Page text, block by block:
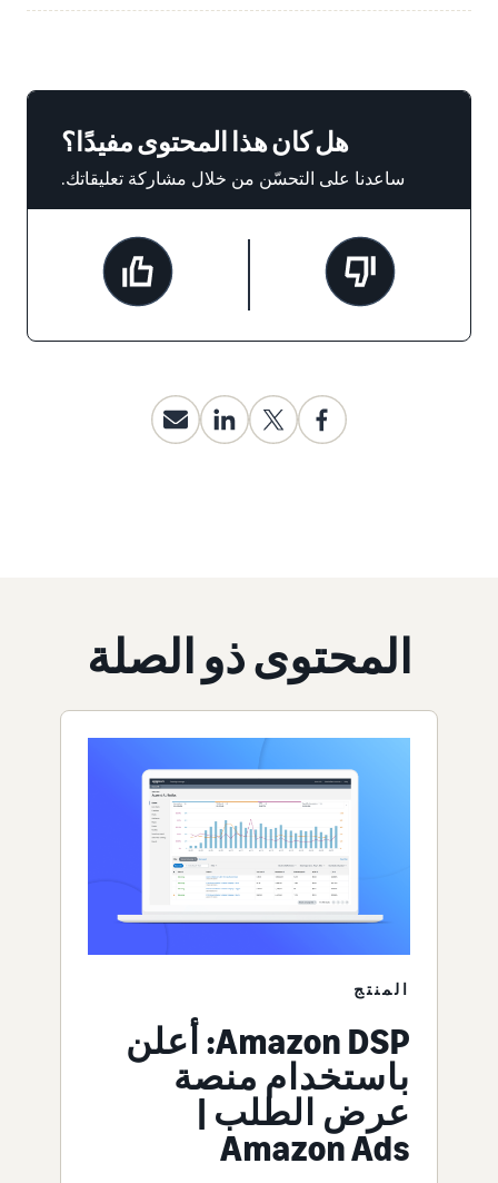
هل كان هذا المحتوى مفيدًا؟
ساعدنا على التحسّن من خلال مشاركة تعليقاتك.
المحتوى ذو الصلة
المنتج
Amazon DSP: أعلن
باستخدام منصة
عرض الطلب |
Amazon Ads